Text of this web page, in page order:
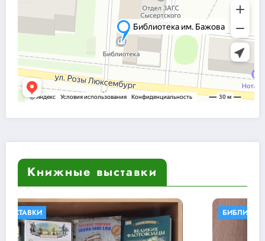
Книжные выставки
БИБЛИОТЕКИ В КНИГАХ КНИЖНЫЕ ВЫСТАВКИ